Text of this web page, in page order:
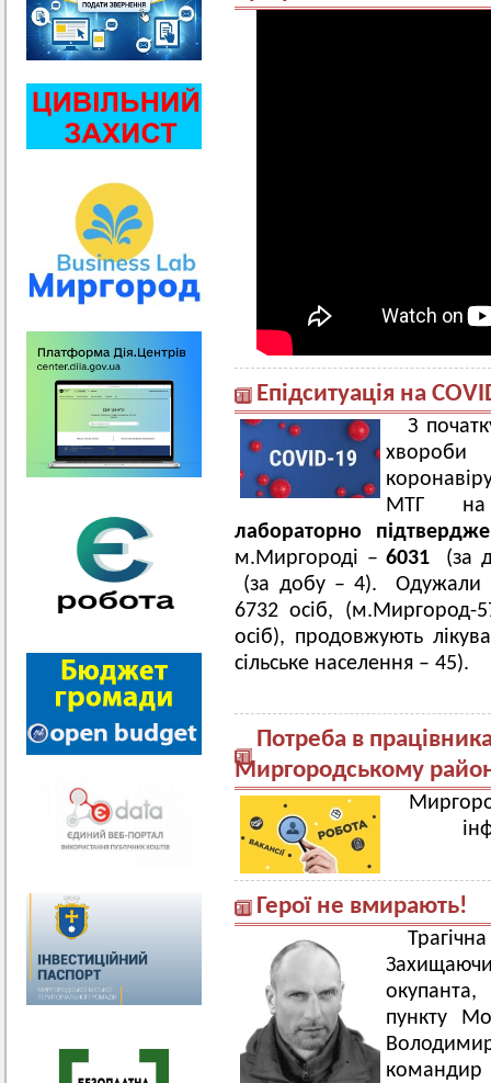
Епідситуація на
З
МТГ на
лабораторно
м.Миргороді – 6031
(за
(за добу – 4). Одужали
6732 осіб, (м.Миргород-
осіб), продовжують
сільське населення – 45).
Потреба в
Миргородському
Герої не вмирають!
пункту